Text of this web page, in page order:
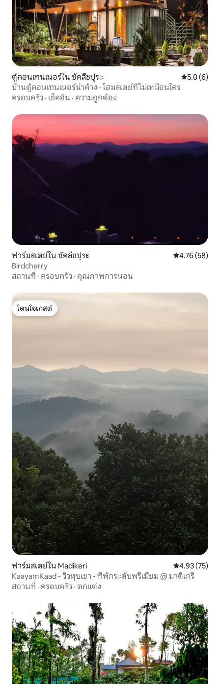
ตู้คอนเทนเนอร์ใน ซัคลีชปุระ คะแนนเฉลี่
5.0 (6)
บ้านตู้คอนเทนเนอร์น้ำค้าง - โฮมสเตย์ที่ไม่เหมือนใคร
ครอบครัว · เช็คอิน · ความถูกต้อง
ฟาร์มสเตย์ใน ซัคลีชปุระ คะแนนเฉลี่ย
4.76 (58)
Birdcherry
สถานที่ · ครอบครัว · คุณภาพการนอน
โดนใจเกสต์
โดนใจเกสต์
ฟาร์มสเตย์ใน Madikeri คะแนนเฉลี่ย
4.93 (75)
KaayamKaad - วิวหุบเขา - ที่พักระดับพรีเมียม @ มาดิเกรี
สถานที่ · ครอบครัว · ตกแต่ง